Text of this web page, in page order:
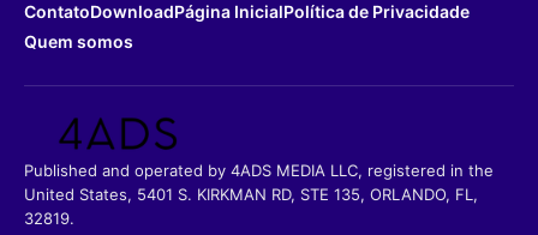
ContatoDownloadPágina InicialPolítica de Privacidade
Quem somos
Published and operated by 4ADS MEDIA LLC, registered in the
United States, 5401 S. KIRKMAN RD, STE 135, ORLANDO, FL,
32819.